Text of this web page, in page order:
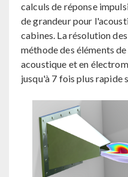
calculs de réponse
de grandeur pour
cabines. La résolution
méthode des éléments
acoustique et en
jusqu'à 7 fois plus rapide